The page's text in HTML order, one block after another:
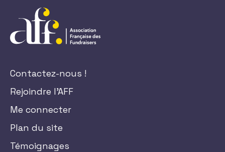
Contactez-nous !
Rejoindre l'AFF
Me connecter
Plan du site
Témoignages